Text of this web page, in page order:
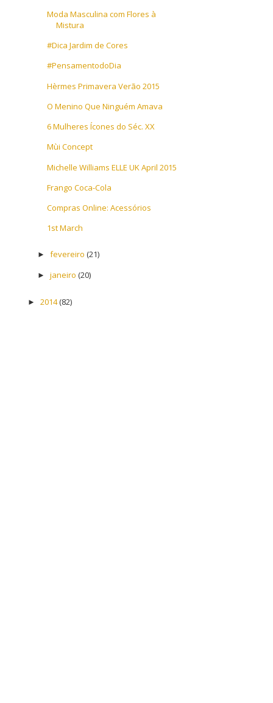
Moda Masculina com Flores à
Mistura
#Dica Jardim de Cores
#PensamentodoDia
Hèrmes Primavera Verão 2015
O Menino Que Ninguém Amava
6 Mulheres Ícones do Séc. XX
Mùi Concept
Michelle Williams ELLE UK April 2015
Frango Coca-Cola
Compras Online: Acessórios
1st March
► fevereiro (21)
► janeiro (20)
► 2014(82)